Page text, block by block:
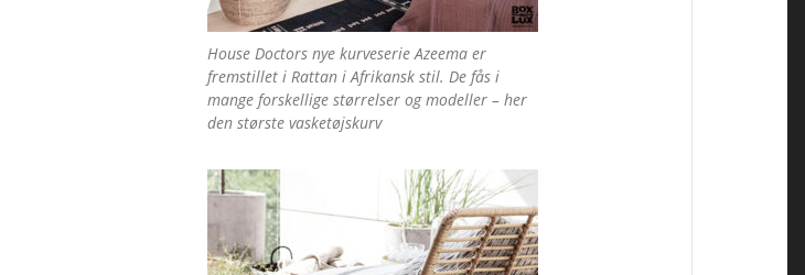
House Doctors nye kurveserie Azeema er
fremstillet i Rattan i Afrikansk stil. De fås i
mange forskellige størrelser og modeller – her
den største vasketøjskurv